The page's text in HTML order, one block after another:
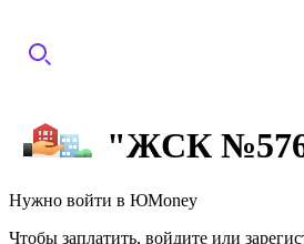
"ЖСК
Нужно войти в ЮMoney
Чтобы заплатить, войдите или